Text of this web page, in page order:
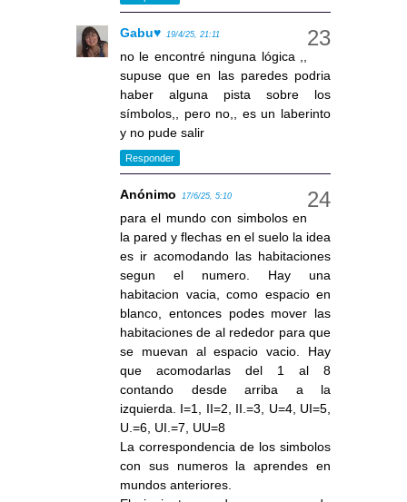
Gabu♥ 19/4/25, 21:11
no le encontré ninguna lógica ,,
supuse que en las paredes podria
haber alguna pista sobre los
símbolos,, pero no,, es un laberinto
y no pude salir
Responder
Anónimo 17/6/25, 5:10
para el mundo con simbolos en
la pared y flechas en el suelo la idea
es ir acomodando las habitaciones
segun el numero. Hay una
habitacion vacia, como espacio en
blanco, entonces podes mover las
habitaciones de al rededor para que
se muevan al espacio vacio. Hay
que acomodarlas del 1 al 8
contando desde arriba a la
izquierda. I=1, II=2, II.=3, U=4, UI=5,
U.=6, UI.=7, UU=8
La correspondencia de los simbolos
con sus numeros la aprendes en
mundos anteriores.